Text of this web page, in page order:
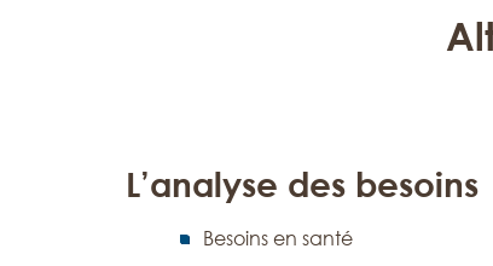
L’analyse des besoins
Besoins en santé